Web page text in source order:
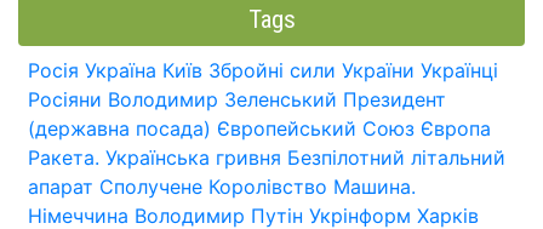
Tags
Росія Україна Київ Збройні сили України Українці
Росіяни Володимир Зеленський Президент
(державна посада) Європейський Союз Європа
Ракета. Українська гривня Безпілотний літальний
апарат Сполучене Королівство Машина.
Німеччина Володимир Путін Укрінформ Харків